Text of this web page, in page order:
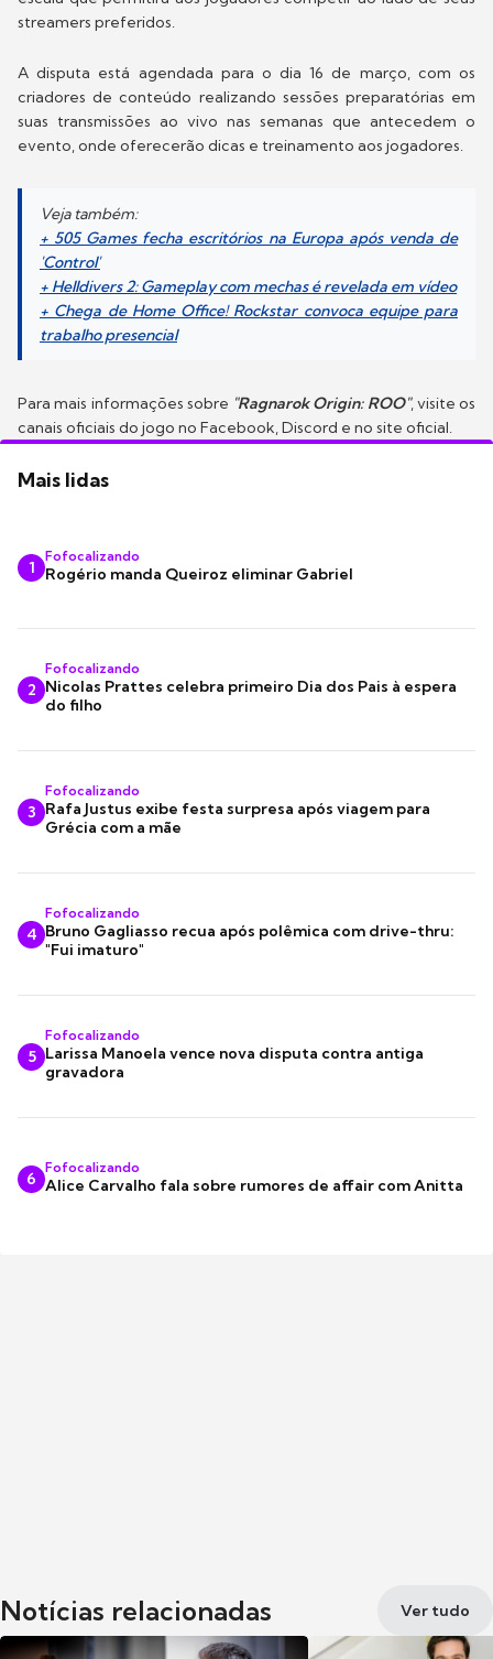
streamers preferidos.
A disputa está agendada para o dia 16 de março, com os
criadores de conteúdo realizando sessões preparatórias em
suas transmissões ao vivo nas semanas que antecedem o
evento, onde oferecerão dicas e treinamento aos jogadores.
Veja também:
+ 505 Games fecha escritórios na Europa após venda de
'Control'
+ Helldivers 2: Gameplay com mechas é revelada em vídeo
+ Chega de Home Office! Rockstar convoca equipe para
trabalho presencial
Para mais informações sobre "Ragnarok Origin: ROO", visite os
canais oficiais do jogo no Facebook, Discord e no site oficial.
Mais lidas
1
Fofocalizando
Rogério manda Queiroz eliminar Gabriel
2
Fofocalizando
Nicolas Prattes celebra primeiro Dia dos Pais à espera
do filho
3
Fofocalizando
Rafa Justus exibe festa surpresa após viagem para
Grécia com a mãe
4
Fofocalizando
Bruno Gagliasso recua após polêmica com drive-thru:
"Fui imaturo"
5
Fofocalizando
Larissa Manoela vence nova disputa contra antiga
gravadora
6
Fofocalizando
Alice Carvalho fala sobre rumores de affair com Anitta
Notícias relacionadas Ver tudo